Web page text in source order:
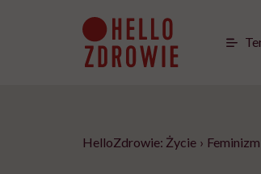
HelloZdrowie: Życie › Feminizm